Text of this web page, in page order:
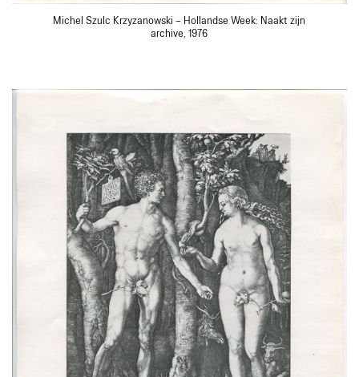
Michel Szulc Krzyzanowski – Hollandse Week: Naakt zijn
archive, 1976